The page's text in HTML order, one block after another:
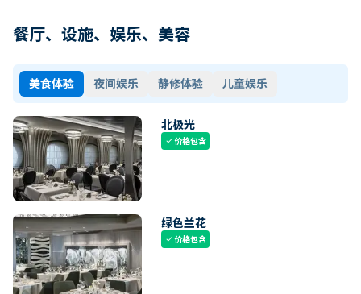
餐厅、设施、娱乐、美容
美食体验 夜间娱乐 静修体验 儿童娱乐
北极光
check价格包含
绿色兰花
check价格包含